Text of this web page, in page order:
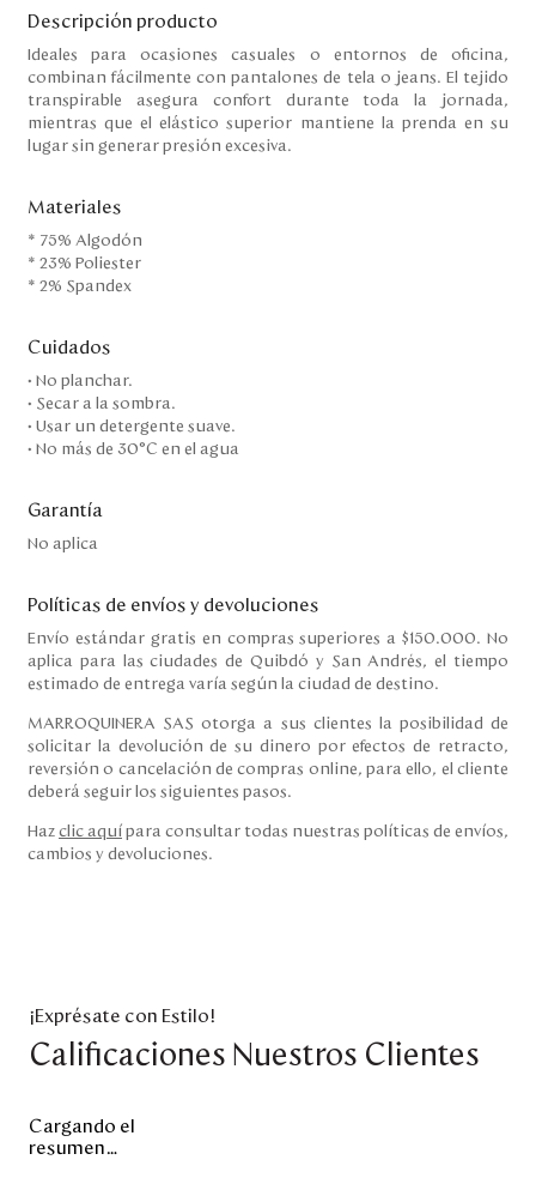
USA
Venezuela
Descripción producto
Ideales para ocasiones casuales o entornos de oficina,
combinan fácilmente con pantalones de tela o jeans. El tejido
transpirable asegura confort durante toda la jornada,
mientras que el elástico superior mantiene la prenda en su
lugar sin generar presión excesiva.
Materiales
* 75% Algodón
* 23% Poliester
* 2% Spandex
Cuidados
• No planchar.
• Secar a la sombra.
• Usar un detergente suave.
• No más de 30°C en el agua
Garantía
No aplica
Políticas de envíos y devoluciones
Envío estándar gratis en compras superiores a $150.000. No
aplica para las ciudades de Quibdó y San Andrés, el tiempo
estimado de entrega varía según la ciudad de destino.
MARROQUINERA SAS otorga a sus clientes la posibilidad de
solicitar la devolución de su dinero por efectos de retracto,
reversión o cancelación de compras online, para ello, el cliente
deberá seguir los siguientes pasos.
Haz clic aquí para consultar todas nuestras políticas de envíos,
cambios y devoluciones.
¡Exprésate con Estilo!
Calificaciones Nuestros Clientes
Cargando el
resumen…